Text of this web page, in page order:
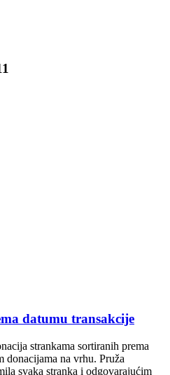
datumu transakcije
strankama sortiranih prema
donacijama na vrhu. Pruža
svaka stranka i odgovarajućim